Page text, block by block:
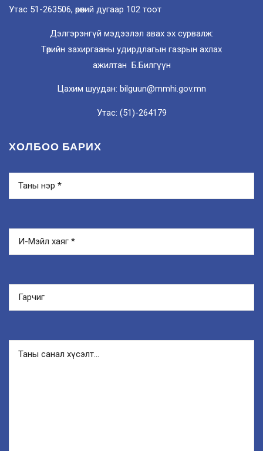
Утас 51-263506, өрөөний дугаар 102 тоот
Дэлгэрэнгүй мэдээлэл авах эх сурвалж:
Төрийн захиргааны удирдлагын газрын ахлах
ажилтан Б.Билгүүн
Цахим шуудан: bilguun@mmhi.gov.mn
Утас: (51)-264179
ХОЛБОО БАРИХ